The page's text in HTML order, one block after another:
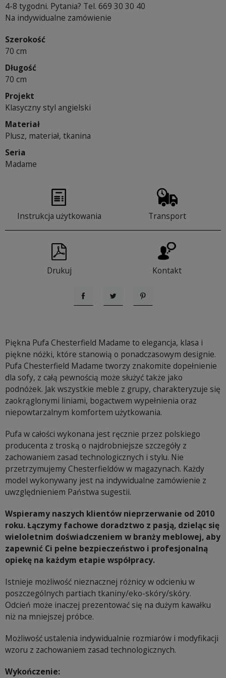
4-8 tygodni. Pytania? Tel. 669 30 30 40
Na indywidualne zamówienie
Szerokość
70 cm
Długość
70 cm
Projekt
Klasyczny styl angielski
Materiał
Plusz, materiał, tkanina
Seria
Madame
Instrukcja użytkowania Transport
Drukuj Kontakt
UdostępnijTweetujPinterest
Piękna Pufa Chesterfield Madame to elegancja, klasa i
piękne nóżki, które stanowią o ponadczasowym designie.
Pufa Chesterfield Madame tworzy znakomite dopełnienie
dla sofy, z całą pewnością może służyć także jako
podnóżek. Jak wszystkie meble z grupy, charakteryzuje się
zaokrąglonymi liniami, bogactwem wypełnienia oraz
niepowtarzalnym komfortem użytkowania.
Pufa w całości wykonana jest ręcznie przez polskiego
producenta z troską o najdrobniejsze szczegóły z
zachowaniem zasad technologicznych i stylu. Nie
przetrzymujemy Chesterfieldów w magazynach. Każdy
model wykonywany jest na indywidualne zamówienie z
uwzględnieniem Państwa sugestii.
Wspieramy naszych klientów nieprzerwanie od 2010
roku. Łączymy fachowe doradztwo z pasją, dzieląc się
wieloletnim doświadczeniem w branży meblowej, aby
zapewnić Ci pełne bezpieczeństwo i profesjonalną
opiekę na każdym etapie współpracy.
Istnieje możliwość nieznacznej różnicy w odcieniu w
poszczególnych partiach tkaniny/eko-skóry/skóry.
Odcień może inaczej prezentować się na dużym kawałku
niż na mniejszej próbce.
Możliwość ustalenia indywidualnie rozmiarów i modyfikacji
wzoru z zachowaniem zasad technologicznych.
Wykończenie: